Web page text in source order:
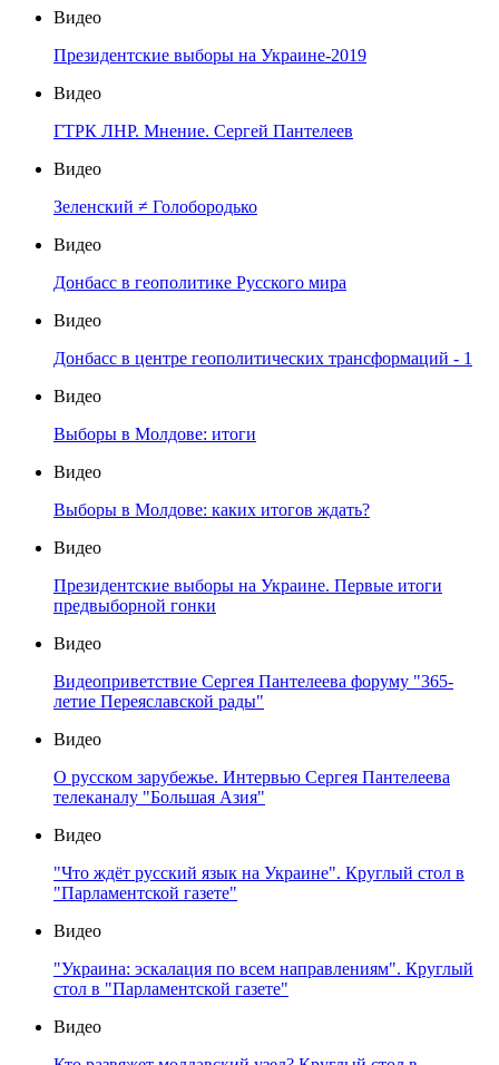
Видео
Президентские выборы на Украине-2019
Видео
ГТРК ЛНР. Мнение. Сергей Пантелеев
Видео
Зеленский ≠ Голобородько
Видео
Донбасс в геополитике Русского мира
Видео
Донбасс в центре геополитических трансформаций - 1
Видео
Выборы в Молдове: итоги
Видео
Выборы в Молдове: каких итогов ждать?
Видео
Президентские выборы на Украине. Первые итоги
предвыборной гонки
Видео
Видеоприветствие Сергея Пантелеева форуму "365-
летие Переяславской рады"
Видео
О русском зарубежье. Интервью Сергея Пантелеева
телеканалу "Большая Азия"
Видео
"Что ждёт русский язык на Украине". Круглый стол в
"Парламентской газете"
Видео
"Украина: эскалация по всем направлениям". Круглый
стол в "Парламентской газете"
Видео